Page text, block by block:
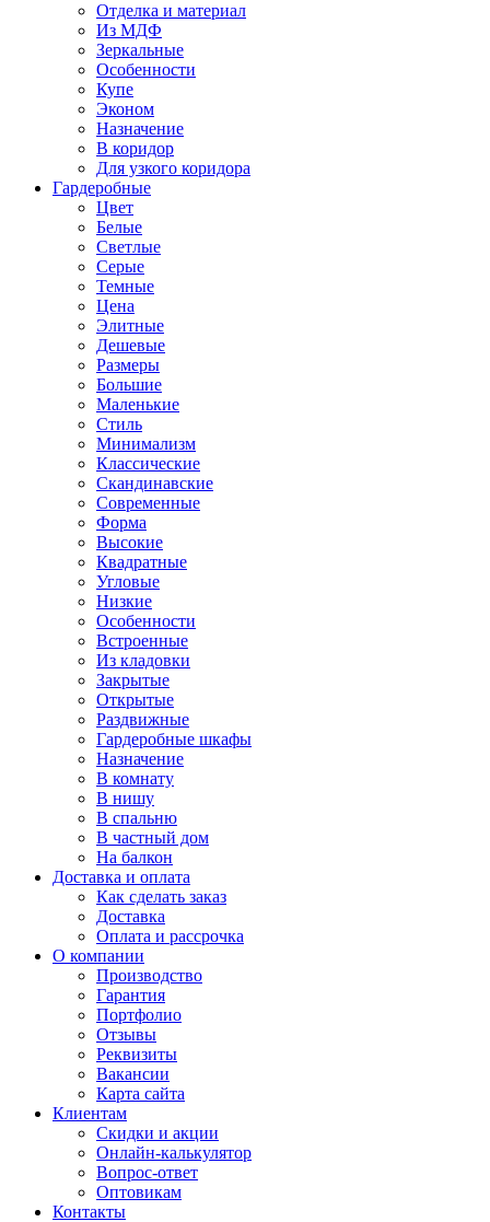
Отделка и материал
Из МДФ
Зеркальные
Особенности
Купе
Эконом
Назначение
В коридор
Для узкого коридора
Гардеробные
Цвет
Белые
Светлые
Серые
Темные
Цена
Элитные
Дешевые
Размеры
Большие
Маленькие
Стиль
Минимализм
Классические
Скандинавские
Современные
Форма
Высокие
Квадратные
Угловые
Низкие
Особенности
Встроенные
Из кладовки
Закрытые
Открытые
Раздвижные
Гардеробные шкафы
Назначение
В комнату
В нишу
В спальню
В частный дом
На балкон
Доставка и оплата
Как сделать заказ
Доставка
Оплата и рассрочка
О компании
Производство
Гарантия
Портфолио
Отзывы
Реквизиты
Вакансии
Карта сайта
Клиентам
Скидки и акции
Онлайн-калькулятор
Вопрос-ответ
Оптовикам
Контакты